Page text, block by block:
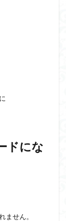
ドにな
ません。